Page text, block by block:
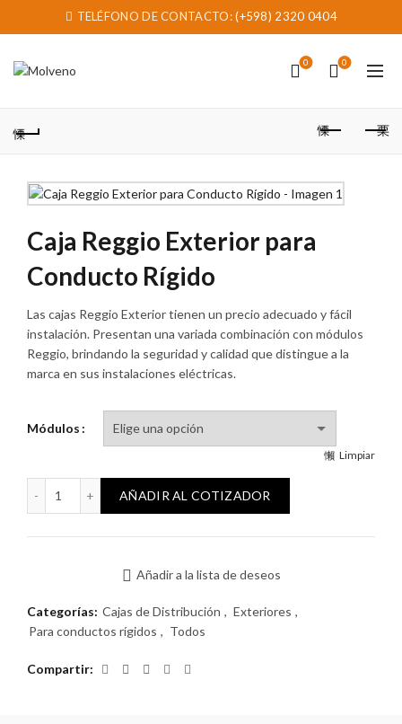
TELÉFONO DE CONTACTO:(+598) 2320 0404
0 0
Caja Reggio Exterior para
Conducto Rígido
Las cajas Reggio Exterior tienen un precio adecuado y fácil
instalación. Presentan una variada combinación con módulos
Reggio, brindando la seguridad y calidad que distingue a la
marca en sus instalaciones eléctricas.
Módulos
Limpiar
Caja Reggio Exterior para Conducto Rígido cantidad
AÑADIR AL COTIZADOR
Añadir a la lista de deseos
Categorías: Cajas de Distribución , Exteriores ,
Para conductos rígidos , Todos
Compartir